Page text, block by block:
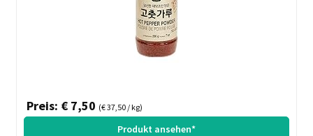
Preis: € 7,50 (€ 37,50 / kg)
Produkt ansehen*